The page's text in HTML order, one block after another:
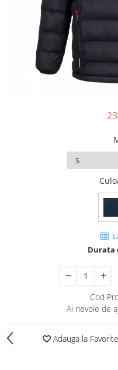
JACHETE DE LUCRU
PANTALONI DE LUCRU
JACHETE VATUITE
INDUSTRIA ALIMENTARA
Durata
Cod
Ai nevoie de
Adauga la Favorite